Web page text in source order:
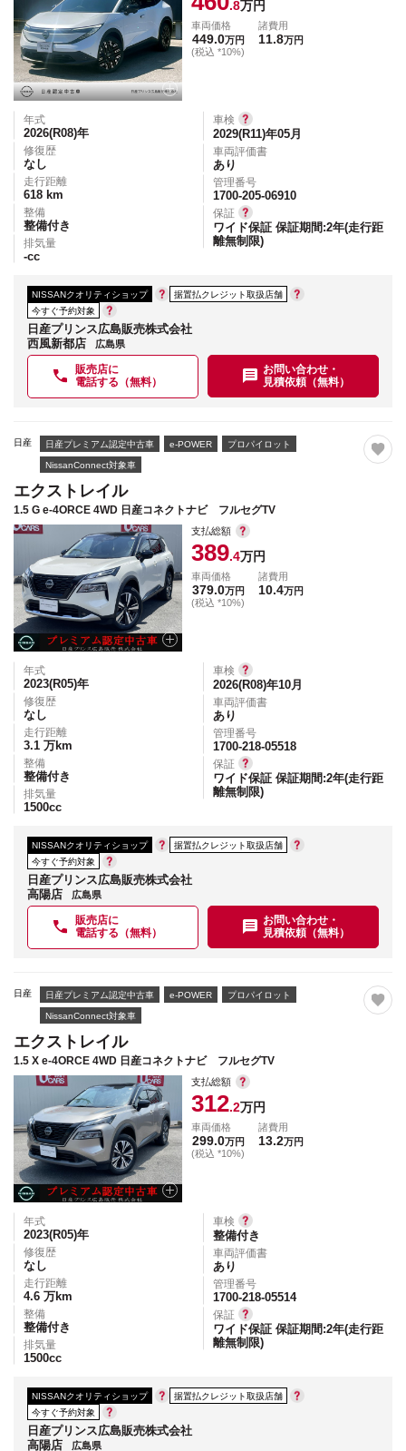
.8万円
車両価格
449.0万円
(税込 *10%)
諸費用
11.8万円
年式
2026(R08)年
修復歴
なし
走行距離
618 km
整備
整備付き
排気量
-cc
車検
2029(R11)年05月
車両評価書
あり
管理番号
1700-205-06910
保証
ワイド保証 保証期間:2年(走行距
離無制限)
NISSANクオリティショップ
据置払クレジット取扱店舗
今すぐ予約対象
日産プリンス広島販売株式会社
西風新都店
広島県
販売店に
電話する（無料）
お問い合わせ・
見積依頼（無料）
日産 日産プレミアム認定中古車 e-POWER プロパイロット
NissanConnect対象車
エクストレイル
1.5 G e-4ORCE 4WD 日産コネクトナビ フルセグTV
支払総額
389.4万円
車両価格
379.0万円
(税込 *10%)
諸費用
10.4万円
年式
2023(R05)年
修復歴
なし
走行距離
3.1 万km
整備
整備付き
排気量
1500cc
車検
2026(R08)年10月
車両評価書
あり
管理番号
1700-218-05518
保証
ワイド保証 保証期間:2年(走行距
離無制限)
NISSANクオリティショップ
据置払クレジット取扱店舗
今すぐ予約対象
日産プリンス広島販売株式会社
高陽店
広島県
販売店に
電話する（無料）
お問い合わせ・
見積依頼（無料）
日産 日産プレミアム認定中古車 e-POWER プロパイロット
NissanConnect対象車
エクストレイル
1.5 X e-4ORCE 4WD 日産コネクトナビ フルセグTV
支払総額
312.2万円
車両価格
299.0万円
(税込 *10%)
諸費用
13.2万円
年式
2023(R05)年
修復歴
なし
走行距離
4.6 万km
整備
整備付き
排気量
1500cc
車検
整備付き
車両評価書
あり
管理番号
1700-218-05514
保証
ワイド保証 保証期間:2年(走行距
離無制限)
NISSANクオリティショップ
据置払クレジット取扱店舗
今すぐ予約対象
日産プリンス広島販売株式会社
高陽店
広島県